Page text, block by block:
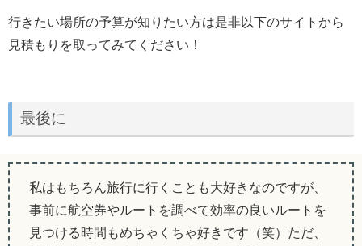
行きたい場所の予算が知りたい方は是非以下のサイトから
見積もりを取ってみてください！
最後に
私はもちろん旅行に行くことも大好きなのですが、
事前に航空券やルートを調べて効率の良いルートを
見つける時間もめちゃくちゃ好きです（笑）ただ、